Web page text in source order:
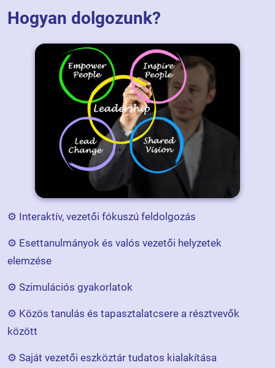
Hogyan dolgozunk?
⚙️ Interaktív, vezetői fókuszú feldolgozás
⚙️ Esettanulmányok és valós vezetői helyzetek
elemzése
⚙️ Szimulációs gyakorlatok
⚙️ Közös tanulás és tapasztalatcsere a résztvevők
között
⚙️ Saját vezetői eszköztár tudatos kialakítása